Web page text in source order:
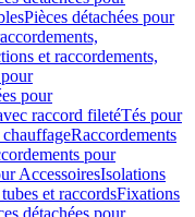
Pièces détachées pour
et raccordements,
pour
raccord filetéTés pour
chauffageRaccordements
pour
AccessoiresIsolations
et raccordsFixations
détachées pour